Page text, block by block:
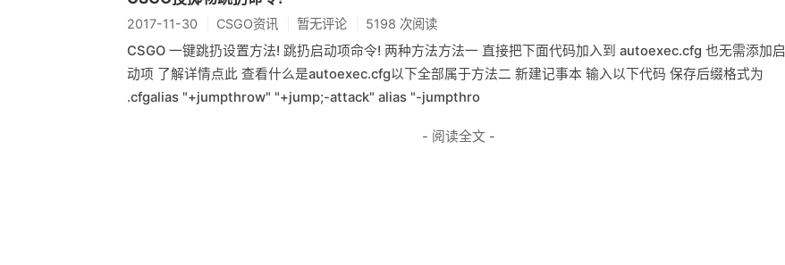
2017-11-30 CSGO资讯 暂无评论 5198 次阅读
CSGO 一键跳扔设置方法! 跳扔启动项命令! 两种方法方法一 直接把下面代码加入到 autoexec.cfg 也无需添加启
动项 了解详情点此 查看什么是autoexec.cfg以下全部属于方法二 新建记事本 输入以下代码 保存后缀格式为
.cfgalias "+jumpthrow" "+jump;-attack" alias "-jumpthro
- 阅读全文 -